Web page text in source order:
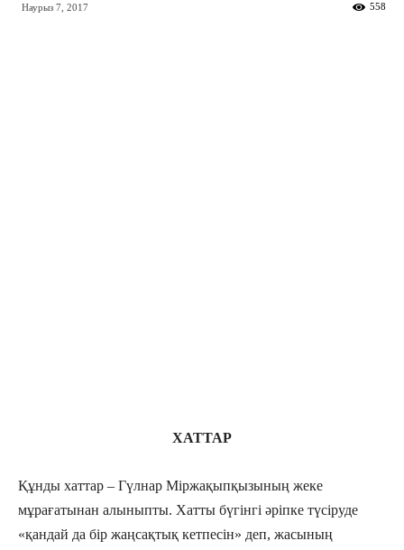
Наурыз 7, 2017 558
ХАТТАР
Құнды хаттар – Гүлнар Міржақыпқызының жеке
мұрағатынан алыныпты. Хатты бүгінгі әріпке түсіруде
«қандай да бір жаңсақтық кетпесін» деп, жасының